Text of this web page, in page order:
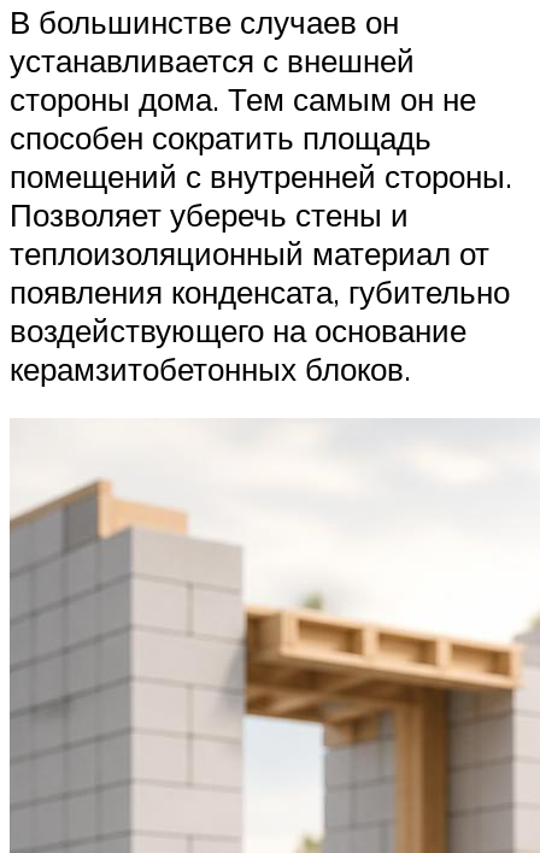
В большинстве случаев он
устанавливается с внешней
стороны дома. Тем самым он не
способен сократить площадь
помещений с внутренней стороны.
Позволяет уберечь стены и
теплоизоляционный материал от
появления конденсата, губительно
воздействующего на основание
керамзитобетонных блоков.